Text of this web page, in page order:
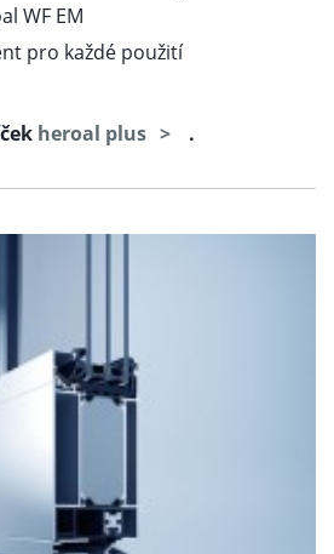
WF EM
pro každé použití
heroal plus .